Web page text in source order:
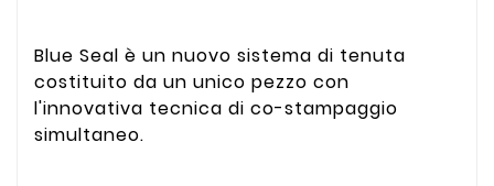
Blue Seal è un nuovo sistema di tenuta
costituito da un unico pezzo con
l'innovativa tecnica di co-stampaggio
simultaneo.